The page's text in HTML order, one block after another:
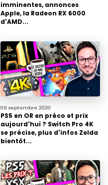
imminentes, annonces
Apple, la Radeon RX 6000
d'AMD...
09 septembre 2020
PS5 en OR en préco et prix
aujourd'hui ? Switch Pro 4K
se précise, plus d'infos Zelda
bientôt...